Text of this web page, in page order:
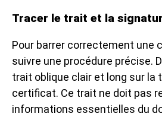
Tracer le trait et la
Pour barrer correctement une
suivre une procédure précise.
trait oblique clair et long sur la
certificat. Ce trait ne doit pas
informations essentielles du